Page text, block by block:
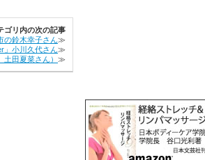
ゴリ内の次の記事
の鈴木幸子さん≫
」小川久代さん≫
田夏菜さん） ≫